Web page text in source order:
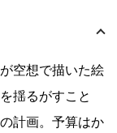
空想で描いた絵
揺るがすこと
計画。予算はか